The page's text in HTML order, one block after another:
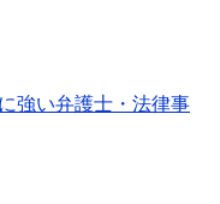
強い弁護士・法律事